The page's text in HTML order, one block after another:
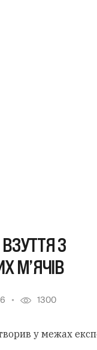
З
М’ЯЧІВ
1300
у межах